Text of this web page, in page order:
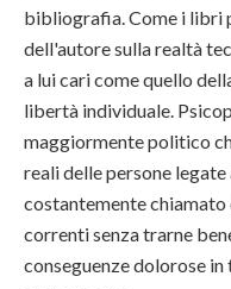
bibliografia. Come i libri
dell'autore sulla realtà
a lui cari come quello
libertà individuale.
maggiormente politico
reali delle persone
costantemente
correnti senza trarne
conseguenze dolorose